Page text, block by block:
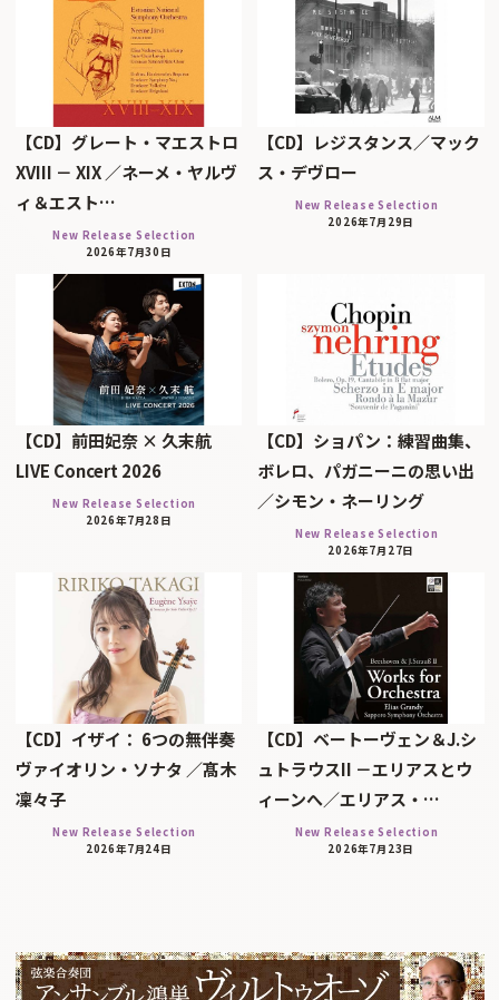
【CD】グレート・マエストロ
XVIII － XIX ／ネーメ・ヤルヴ
ィ＆エスト…
New Release Selection
2026年7月30日
【CD】レジスタンス／マック
ス・デヴロー
New Release Selection
2026年7月29日
【CD】前田妃奈 × 久末航
LIVE Concert 2026
New Release Selection
2026年7月28日
【CD】ショパン：練習曲集、
ボレロ、パガニーニの思い出
／シモン・ネーリング
New Release Selection
2026年7月27日
【CD】イザイ： 6つの無伴奏
ヴァイオリン・ソナタ ／髙木
凜々子
New Release Selection
2026年7月24日
【CD】ベートーヴェン＆J.シ
ュトラウスII －エリアスとウ
ィーンへ／エリアス・…
New Release Selection
2026年7月23日